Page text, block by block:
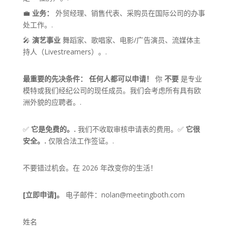
💼 业务：
外贸经理、销售代表、采购员在国际公司的办事
处工作。.
🎤 演艺事业舞蹈家、歌唱家、电影/广告演员、流媒体主
持人（Livestreamers）。.
最重要的先决条件： 任何人都可以申请！ 你 不要是专业
模特或我们经纪公司的现任成员。我们会考虑所有具有欧
洲外貌的应聘者。.
✅ 它是免费的。. 我们不收取审核申请表的费用。✅ 它很
安全。. 仅限合法工作签证。.
不要错过机会。在 2026 年改变你的生活！
[立即申请]。 电子邮件： nolan@meetingboth.com
姓名